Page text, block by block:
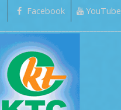
Facebook YouTube